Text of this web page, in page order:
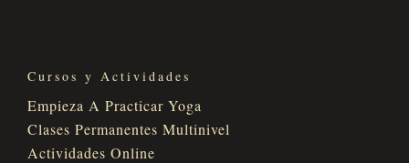
Cursos y Actividades
Empieza A Practicar Yoga
Clases Permanentes Multinivel
Actividades Online